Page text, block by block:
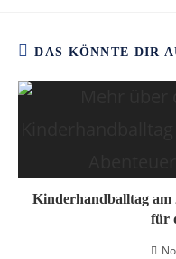
DAS KÖNNTE DIR
Kinderhandballtag am
für